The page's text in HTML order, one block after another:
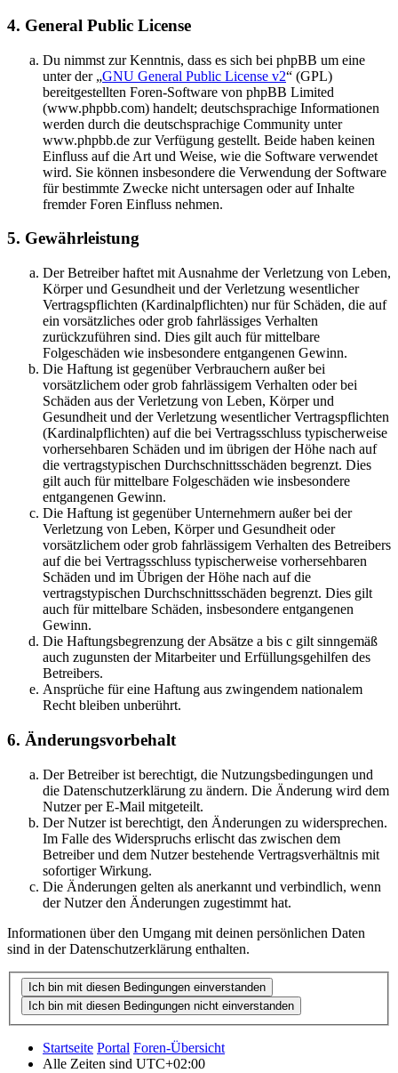
4. General Public License
Du nimmst zur Kenntnis, dass es sich bei phpBB um eine
unter der „GNU General Public License v2“ (GPL)
bereitgestellten Foren-Software von phpBB Limited
(www.phpbb.com) handelt; deutschsprachige Informationen
werden durch die deutschsprachige Community unter
www.phpbb.de zur Verfügung gestellt. Beide haben keinen
Einfluss auf die Art und Weise, wie die Software verwendet
wird. Sie können insbesondere die Verwendung der Software
für bestimmte Zwecke nicht untersagen oder auf Inhalte
fremder Foren Einfluss nehmen.
5. Gewährleistung
Der Betreiber haftet mit Ausnahme der Verletzung von Leben,
Körper und Gesundheit und der Verletzung wesentlicher
Vertragspflichten (Kardinalpflichten) nur für Schäden, die auf
ein vorsätzliches oder grob fahrlässiges Verhalten
zurückzuführen sind. Dies gilt auch für mittelbare
Folgeschäden wie insbesondere entgangenen Gewinn.
Die Haftung ist gegenüber Verbrauchern außer bei
vorsätzlichem oder grob fahrlässigem Verhalten oder bei
Schäden aus der Verletzung von Leben, Körper und
Gesundheit und der Verletzung wesentlicher Vertragspflichten
(Kardinalpflichten) auf die bei Vertragsschluss typischerweise
vorhersehbaren Schäden und im übrigen der Höhe nach auf
die vertragstypischen Durchschnittsschäden begrenzt. Dies
gilt auch für mittelbare Folgeschäden wie insbesondere
entgangenen Gewinn.
Die Haftung ist gegenüber Unternehmern außer bei der
Verletzung von Leben, Körper und Gesundheit oder
vorsätzlichem oder grob fahrlässigem Verhalten des Betreibers
auf die bei Vertragsschluss typischerweise vorhersehbaren
Schäden und im Übrigen der Höhe nach auf die
vertragstypischen Durchschnittsschäden begrenzt. Dies gilt
auch für mittelbare Schäden, insbesondere entgangenen
Gewinn.
Die Haftungsbegrenzung der Absätze a bis c gilt sinngemäß
auch zugunsten der Mitarbeiter und Erfüllungsgehilfen des
Betreibers.
Ansprüche für eine Haftung aus zwingendem nationalem
Recht bleiben unberührt.
6. Änderungsvorbehalt
Der Betreiber ist berechtigt, die Nutzungsbedingungen und
die Datenschutzerklärung zu ändern. Die Änderung wird dem
Nutzer per E-Mail mitgeteilt.
Der Nutzer ist berechtigt, den Änderungen zu widersprechen.
Im Falle des Widerspruchs erlischt das zwischen dem
Betreiber und dem Nutzer bestehende Vertragsverhältnis mit
sofortiger Wirkung.
Die Änderungen gelten als anerkannt und verbindlich, wenn
der Nutzer den Änderungen zugestimmt hat.
Informationen über den Umgang mit deinen persönlichen Daten
sind in der Datenschutzerklärung enthalten.
Startseite Portal Foren-Übersicht
Alle Zeiten sind UTC+02:00